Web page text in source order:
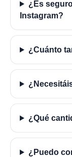
¿Es
Instagram?
¿Cuánto
¿Qué
¿Puedo